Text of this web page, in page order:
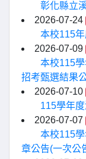
彰化縣立
2026-07-24
本校115
2026-07-09
本校115
招考甄選結果
2026-07-10
115學年
2026-07-07
本校115
章公告(一次公